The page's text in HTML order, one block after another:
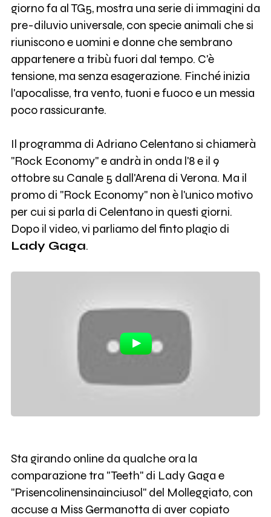
giorno fa al TG5, mostra una serie di immagini da
pre-diluvio universale, con specie animali che si
riuniscono e uomini e donne che sembrano
appartenere a tribù fuori dal tempo. C'è
tensione, ma senza esagerazione. Finché inizia
l'apocalisse, tra vento, tuoni e fuoco e un messia
poco rassicurante.
Il programma di Adriano Celentano si chiamerà
"Rock Economy" e andrà in onda l'8 e il 9
ottobre su Canale 5 dall'Arena di Verona. Ma il
promo di "Rock Economy" non è l'unico motivo
per cui si parla di Celentano in questi giorni.
Dopo il video, vi parliamo del finto plagio di
Lady Gaga.
Sta girando online da qualche ora la
comparazione tra "Teeth" di Lady Gaga e
"Prisencolinensinainciusol" del Molleggiato, con
accuse a Miss Germanotta di aver copiato